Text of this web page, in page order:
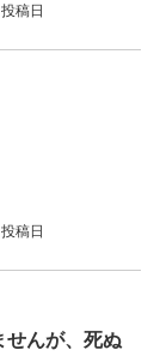
投稿日
投稿日
せんが、死ぬ